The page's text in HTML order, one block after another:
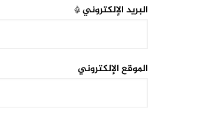
البريد الإلكتروني*
الموقع الإلكتروني